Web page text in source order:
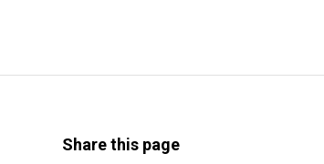
Share this page